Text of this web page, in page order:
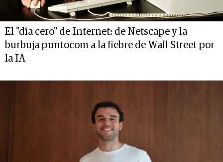
El "día cero" de Internet: de Netscape y la
burbuja puntocom a la fiebre de Wall Street por
la IA